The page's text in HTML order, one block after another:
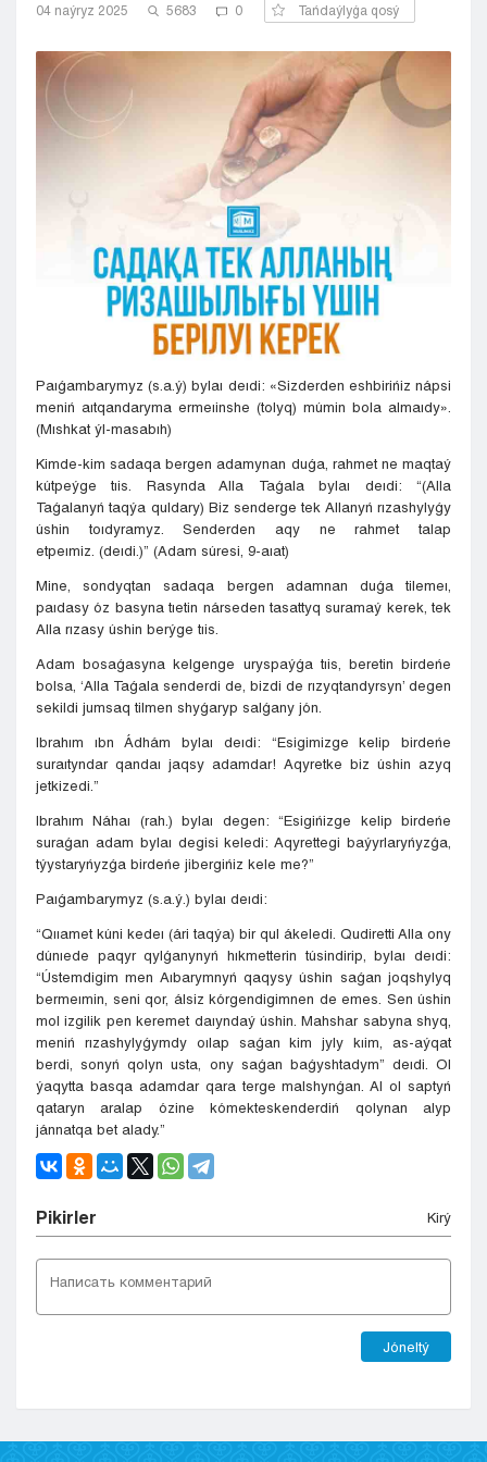
Kyzylorda
Petropavlovsk
Semeı
Taldykorgan
Ýralsk
Shymkent
04 naýryz 2025 5683 0 Tańdaýlyǵa qosý
Paıǵambarymyz (s.a.ý) bylaı deıdi: «Sizderden eshbirińiz nápsi
meniń aıtqandaryma ermeıinshe (tolyq) múmin bola almaıdy».
(Mıshkat ýl-masabıh)
Kimde-kim sadaqa bergen adamynan duǵa, rahmet ne maqtaý
kútpeýge tıis. Rasynda Alla Taǵala bylaı deıdi: “(Alla
Taǵalanyń taqýa quldary) Biz senderge tek Allanyń rızashylyǵy
úshin toıdyramyz. Senderden aqy ne rahmet talap
etpeımiz. (deıdi.)” (Adam súresi, 9-aıat)
Mine, sondyqtan sadaqa bergen adamnan duǵa tilemeı,
paıdasy óz basyna tıetin nárseden tasattyq suramaý kerek, tek
Alla rızasy úshin berýge tıis.
Adam bosaǵasyna kelgenge uryspaýǵa tıis, beretin birdeńe
bolsa, ‘Alla Taǵala senderdi de, bizdi de rızyqtandyrsyn’ degen
sekildi jumsaq tilmen shyǵaryp salǵany jón.
Ibrahım ıbn Ádhám bylaı deıdi: “Esigimizge kelip birdeńe
suraıtyndar qandaı jaqsy adamdar! Aqyretke biz úshin azyq
jetkizedi.”
Ibrahım Náhaı (rah.) bylaı degen: “Esigińizge kelip birdeńe
suraǵan adam bylaı degisi keledi: Aqyrettegi baýyrlaryńyzǵa,
týystaryńyzǵa birdeńe jibergińiz kele me?”
Paıǵambarymyz (s.a.ý.) bylaı deıdi:
“Qııamet kúni kedeı (ári taqýa) bir qul ákeledi. Qudiretti Alla ony
dúnıede paqyr qylǵanynyń hıkmetterin túsindirip, bylaı deıdi:
“Ústemdigim men Aıbarymnyń qaqysy úshin saǵan joqshylyq
bermeımin, seni qor, álsiz kórgendigimnen de emes. Sen úshin
mol izgilik pen keremet daıyndaý úshin. Mahshar sabyna shyq,
meniń rızashylyǵymdy oılap saǵan kim jyly kıim, as-aýqat
berdi, sonyń qolyn usta, ony saǵan baǵyshtadym” deıdi. Ol
ýaqytta basqa adamdar qara terge malshynǵan. Al ol saptyń
qataryn aralap ózine kómekteskenderdiń qolynan alyp
jánnatqa bet alady.”
Pіkіrler Kіrý
Jóneltý